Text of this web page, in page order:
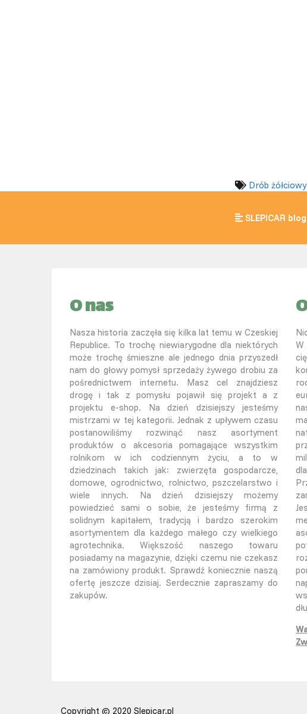
Drób żółciowy
SLEPICAR
O nas
Nasza historia zaczęła się kilka lat temu w Czeskiej
Republice. To trochę niewiarygodne dla niektórych
może trochę śmieszne ale jednego dnia przyszedł
nam do głowy pomysł sprzedaży żywego drobiu za
pośrednictwem internetu. Masz cel znajdziesz
drogę i tak z pomysłu pojawił się projekt a z
projektu e-shop. Na dzień dzisiejszy jesteśmy
mistrzami w tej kategorii. Jednak z upływem czasu
postanowiliśmy rozwinąć nasz asortyment
produktów o akcesoria pomagające wszystkim
rolnikom w ich codziennym życiu, a to w
dziedzinach takich jak: zwierzęta gospodarcze,
domowe, ogrodnictwo, rolnictwo, pszczelarstwo i
wiele innych. Na dzień dzisiejszy możemy
powiedzieć sami o sobie, że jesteśmy firmą z
solidnym kapitałem, tradycją i bardzo szerokim
asortymentem dla każdego małego czy wielkiego
agrotechnika. Większość naszego towaru
posiadamy na magazynie, dzięki czemu nie czekasz
na zamówiony produkt. Sprawdź koniecznie naszą
ofertę jeszcze dzisiaj. Serdecznie zapraszamy do
zakupów.
W
Copyright © 2020 Slepicar.pl